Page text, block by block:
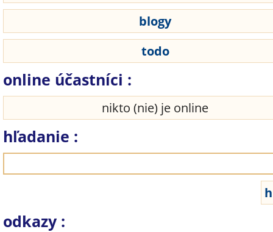
blogy
todo
online účastníci :
nikto (nie) je online
hľadanie :
odkazy :